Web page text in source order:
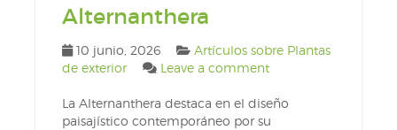
Alternanthera
10 junio, 2026
Artículos sobre Plantas
de exterior
Leave a comment
La Alternanthera destaca en el diseño
paisajístico contemporáneo por su